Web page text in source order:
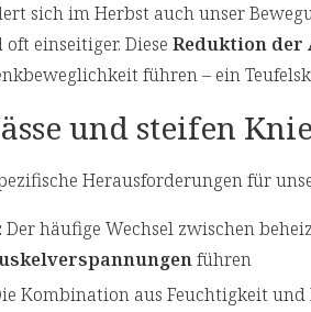
sich im Herbst auch unser
einseitiger. Diese Reduktion der
führen – ein
und steifen
Herausforderungen für
Der häufige Wechsel zwischen
führen
Kombination aus Feuchtigkeit und